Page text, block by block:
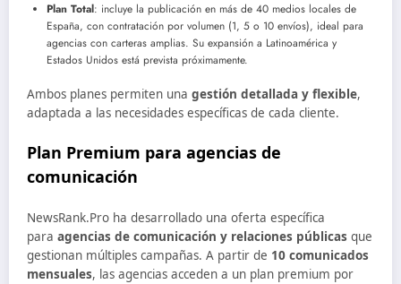
Plan Total: incluye la publicación en más de 40 medios locales de
España, con contratación por volumen (1, 5 o 10 envíos), ideal para
agencias con carteras amplias. Su expansión a Latinoamérica y
Estados Unidos está prevista próximamente.
Ambos planes permiten una gestión detallada y flexible,
adaptada a las necesidades específicas de cada cliente.
Plan Premium para agencias de
comunicación
NewsRank.Pro ha desarrollado una oferta específica
para agencias de comunicación y relaciones públicas que
gestionan múltiples campañas. A partir de 10 comunicados
mensuales, las agencias acceden a un plan premium por